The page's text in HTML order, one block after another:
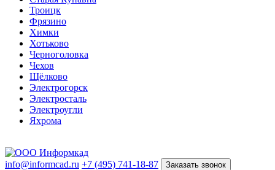
Троицк
Фрязино
Химки
Хотьково
Черноголовка
Чехов
Щёлково
Электрогорск
Электросталь
Электроугли
Яхрома
info@informcad.ru +7 (495) 741-18-87 Заказать звонок